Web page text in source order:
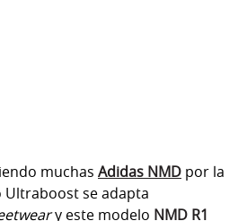
muchas Adidas NMD por la
Ultraboost se adapta
y este modelo NMD R1